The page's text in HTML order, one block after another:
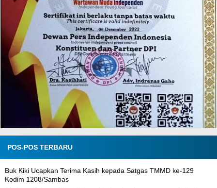
POS-POS TERBARU
Buk Kiki Ucapkan Terima Kasih kepada Satgas TMMD ke-129
Kodim 1208/Sambas